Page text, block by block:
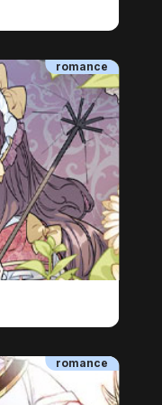
romance
romance